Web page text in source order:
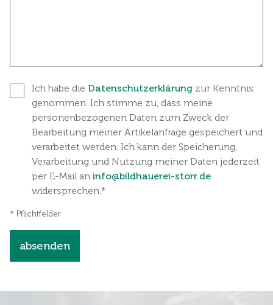
Ich habe die Datenschutzerklärung zur Kenntnis
genommen. Ich stimme zu, dass meine
personenbezogenen Daten zum Zweck der
Bearbeitung meiner Artikelanfrage gespeichert und
verarbeitet werden. Ich kann der Speicherung,
Verarbeitung und Nutzung meiner Daten jederzeit
per E-Mail an info@bildhauerei-storr.de
widersprechen.*
* Pflichtfelder
absenden